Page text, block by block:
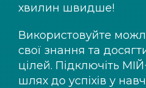
хвилин швидше!
Використовуйте
свої знання та
цілей. Підключіть
шлях до успіхів у